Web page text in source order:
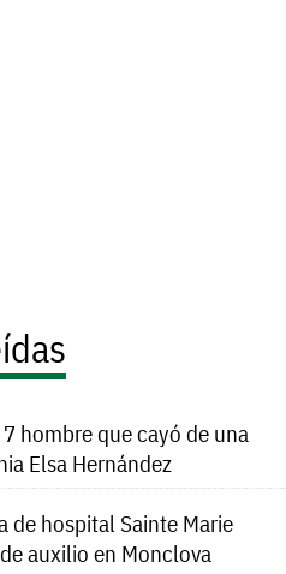
hombre que cayó de una
Elsa Hernández
de hospital Sainte Marie
auxilio en Monclova